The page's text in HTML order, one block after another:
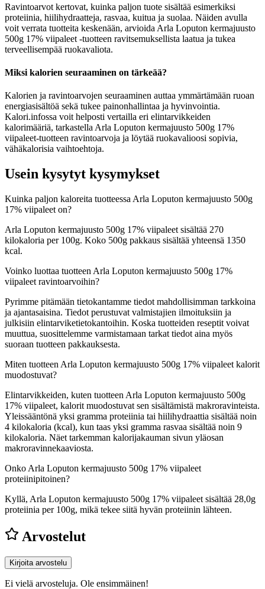
Ravintoarvot kertovat, kuinka paljon tuote sisältää esimerkiksi
proteiinia, hiilihydraatteja, rasvaa, kuitua ja suolaa. Näiden avulla
voit verrata tuotteita keskenään, arvioida Arla Loputon kermajuusto
500g 17% viipaleet -tuotteen ravitsemuksellista laatua ja tukea
terveellisempää ruokavaliota.
Miksi kalorien seuraaminen on tärkeää?
Kalorien ja ravintoarvojen seuraaminen auttaa ymmärtämään ruoan
energiasisältöä sekä tukee painonhallintaa ja hyvinvointia.
Kalori.infossa voit helposti vertailla eri elintarvikkeiden
kalorimääriä, tarkastella Arla Loputon kermajuusto 500g 17%
viipaleet-tuotteen ravintoarvoja ja löytää ruokavalioosi sopivia,
vähäkalorisia vaihtoehtoja.
Usein kysytyt kysymykset
Kuinka paljon kaloreita tuotteessa Arla Loputon kermajuusto 500g
17% viipaleet on?
Arla Loputon kermajuusto 500g 17% viipaleet sisältää 270
kilokaloria per 100g. Koko 500g pakkaus sisältää yhteensä 1350
kcal.
Voinko luottaa tuotteen Arla Loputon kermajuusto 500g 17%
viipaleet ravintoarvoihin?
Pyrimme pitämään tietokantamme tiedot mahdollisimman tarkkoina
ja ajantasaisina. Tiedot perustuvat valmistajien ilmoituksiin ja
julkisiin elintarviketietokantoihin. Koska tuotteiden reseptit voivat
muuttua, suosittelemme varmistamaan tarkat tiedot aina myös
suoraan tuotteen pakkauksesta.
Miten tuotteen Arla Loputon kermajuusto 500g 17% viipaleet kalorit
muodostuvat?
Elintarvikkeiden, kuten tuotteen Arla Loputon kermajuusto 500g
17% viipaleet, kalorit muodostuvat sen sisältämistä makroravinteista.
Yleissääntönä yksi gramma proteiinia tai hiilihydraattia sisältää noin
4 kilokaloria (kcal), kun taas yksi gramma rasvaa sisältää noin 9
kilokaloria. Näet tarkemman kalorijakauman sivun yläosan
makroravinnekaaviosta.
Onko Arla Loputon kermajuusto 500g 17% viipaleet
proteiinipitoinen?
Kyllä, Arla Loputon kermajuusto 500g 17% viipaleet sisältää 28,0g
proteiinia per 100g, mikä tekee siitä hyvän proteiinin lähteen.
Arvostelut
Kirjoita arvostelu
Ei vielä arvosteluja. Ole ensimmäinen!